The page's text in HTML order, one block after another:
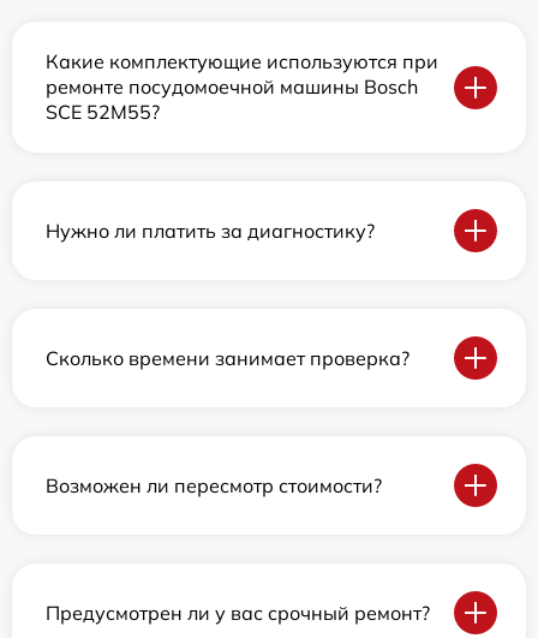
Какие комплектующие используются при
ремонте посудомоечной машины Bosch
SCE 52M55?
Нужно ли платить за диагностику?
Сколько времени занимает проверка?
Возможен ли пересмотр стоимости?
Предусмотрен ли у вас срочный ремонт?